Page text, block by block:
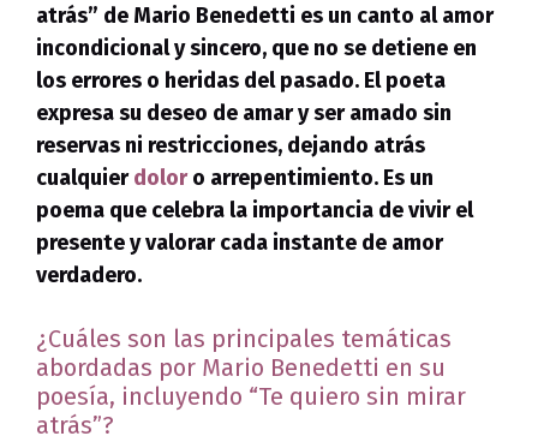
atrás” de Mario Benedetti es un canto al amor
incondicional y sincero, que no se detiene en
los errores o heridas del pasado. El poeta
expresa su deseo de amar y ser amado sin
reservas ni restricciones, dejando atrás
cualquierdoloro arrepentimiento. Es un
poema que celebra la importancia de vivir el
presente y valorar cada instante de amor
verdadero.
¿Cuáles son las principales temáticas
abordadas por Mario Benedetti en su
poesía, incluyendo “Te quiero sin mirar
atrás”?